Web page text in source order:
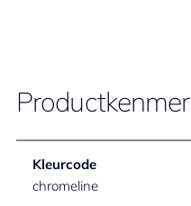
Kleurcode
chromeline